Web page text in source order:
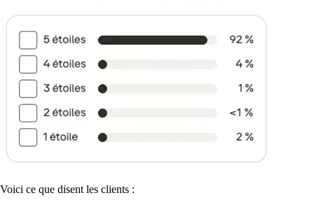
Voici ce que disent les clients :